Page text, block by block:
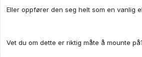
Eller oppfører den seg helt som en vanlig
Vet du om dette er riktig måte å mounte